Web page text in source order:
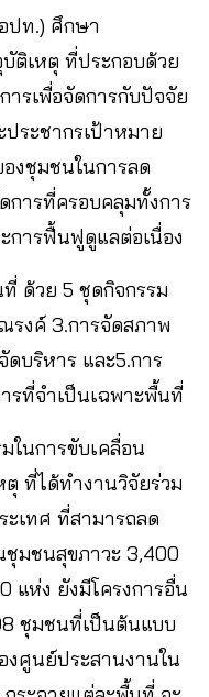
ปท.) ศึกษา
ติเหตุ ที่ประกอบด้วย
รเพื่อจัดการกับปัจจัย
ระชากรเป้าหมาย
งชุมชนในการลด
การที่ครอบคลุมทั้งการ
การฟื้นฟูดูแลต่อเนื่อง
ด้วย 5 ชุดกิจกรรม
รงค์ 3.การจัดสภาพ
ดบริหาร และ5.การ
รที่จำเป็นเฉพาะพื้นที่
ในการขับเคลื่อน
ที่ได้ทำงานวิจัยร่วม
เทศ ที่สามารถลด
มชนสุขภาวะ 3,400
แห่ง ยังมีโครงการอื่น
ชุมชนที่เป็นต้นแบบ
งศูนย์ประสานงานใน